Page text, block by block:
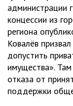
администрации
концессии из
региона
Ковалёв
допустить
имущества».
отказа от
поддержки